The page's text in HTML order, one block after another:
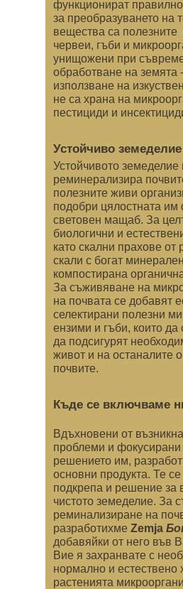
функционират
за преобразуването на
вещества са полезните
червеи, гъби и
унищожени при
обработване на земята
използване на
не са храна на
пестициди и
Устойчивото земеделие
реминерализира
полезните живи
подобри цялостната им
световен мащаб. За
биологични и
като скални прахове от
скали с богат
компостирана
За съживяване на
на почвата се добавят
селектирани полезни
ензими и гъби, които да
да подсигурят
живот и на останалите
почвите.
Устойчиво земеделие
Вдъхновени от
проблеми и фокусирани
решението им,
основни продукта. Те
подкрепа и решение за
чистото земеделие. За
реминализиране на
разработихме Zemja
добавяйки от него във
Вие я захранвате с
нормално и естествено
растенията
Къде се включваме